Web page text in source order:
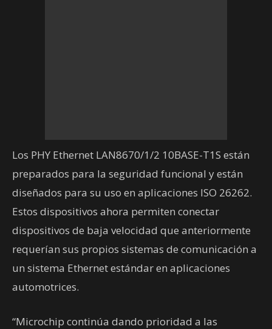
Los PHY Ethernet LAN8670/1/2 10BASE-T1S están
preparados para la seguridad funcional y están
diseñados para su uso en aplicaciones ISO 26262.
Estos dispositivos ahora permiten conectar
dispositivos de baja velocidad que anteriormente
requerían sus propios sistemas de comunicación a
un sistema Ethernet estándar en aplicaciones
automotrices.
“Microchip continúa dando prioridad a las